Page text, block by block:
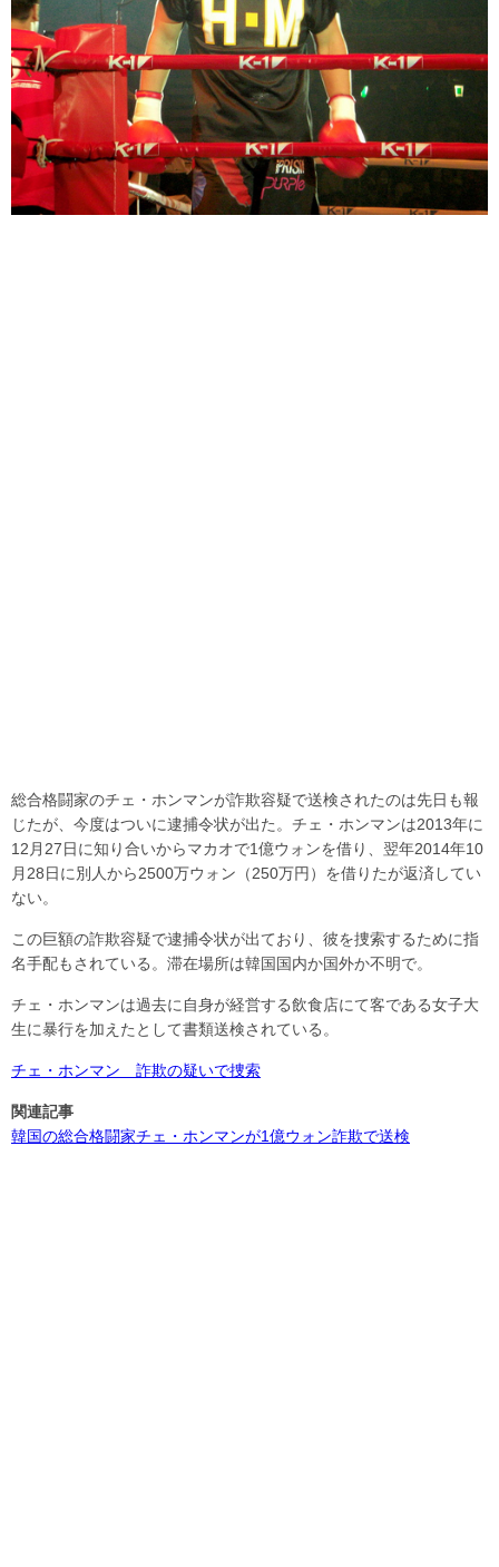
総合格闘家のチェ・ホンマンが詐欺容疑で送検されたのは先日も報
じたが、今度はついに逮捕令状が出た。チェ・ホンマンは2013年に
12月27日に知り合いからマカオで1億ウォンを借り、翌年2014年10
月28日に別人から2500万ウォン（250万円）を借りたが返済してい
ない。
この巨額の詐欺容疑で逮捕令状が出ており、彼を捜索するために指
名手配もされている。滞在場所は韓国国内か国外か不明で。
チェ・ホンマンは過去に自身が経営する飲食店にて客である女子大
生に暴行を加えたとして書類送検されている。
チェ・ホンマン 詐欺の疑いで捜索
関連記事
韓国の総合格闘家チェ・ホンマンが1億ウォン詐欺で送検